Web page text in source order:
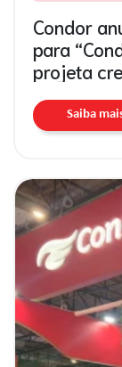
Condor
para
projeta
Saiba